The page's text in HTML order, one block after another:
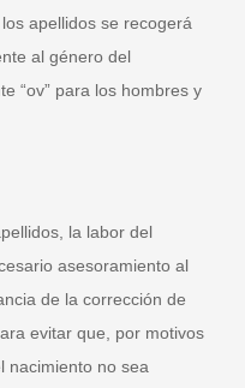
apellidos se recogerá
al género del
“ov” para los hombres y
la labor del
asesoramiento al
de la corrección de
evitar que, por motivos
nacimiento no sea